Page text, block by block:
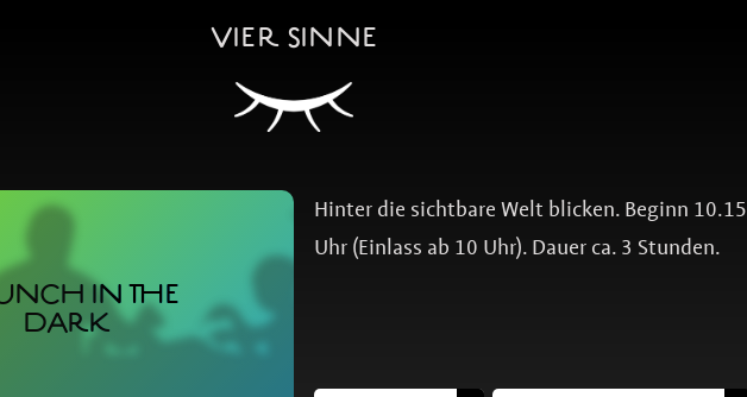
VIER SINNE
IN THE
DARK
Hinter die sichtbare Welt blicken. Beginn 10.15
Uhr (Einlass ab 10 Uhr). Dauer ca. 3 Stunden.